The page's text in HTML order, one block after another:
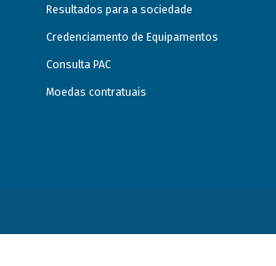
Resultados para a sociedade
Credenciamento de Equipamentos
Consulta PAC
Moedas contratuais